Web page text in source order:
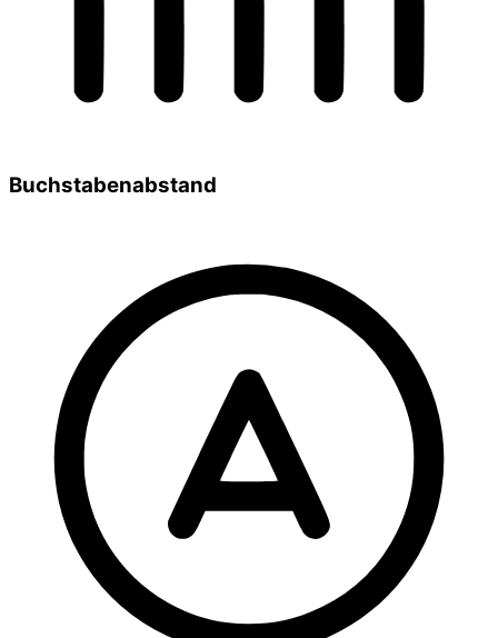
Buchstabenabstand